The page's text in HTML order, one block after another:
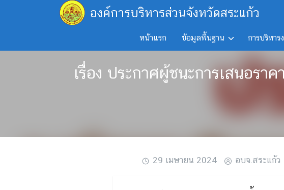
องค์การบริหารส่วนจังหวัดสระแก้ว
หน้าแรก ข้อมูลพื้นฐาน การบริหาร
เรื่อง ประกาศผู้ชนะการเสนอรา
29 เมษายน 2024 อบจ.สระแก้ว